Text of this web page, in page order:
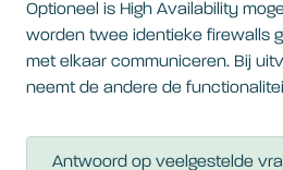
Optioneel is High Availability
worden twee identieke firewalls
met elkaar communiceren. Bij
neemt de andere de
Antwoord op veelgestelde